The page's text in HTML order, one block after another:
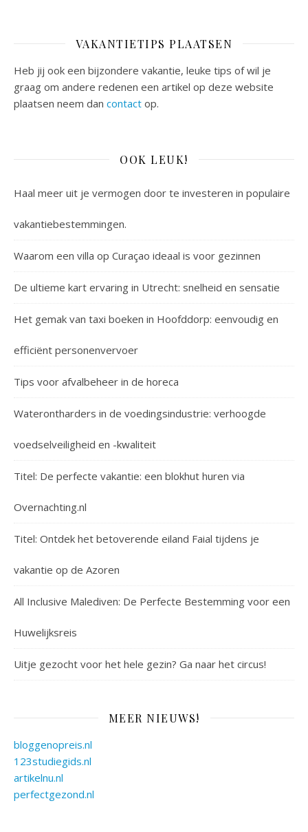
VAKANTIETIPS PLAATSEN
Heb jij ook een bijzondere vakantie, leuke tips of wil je
graag om andere redenen een artikel op deze website
plaatsen neem dan contact op.
OOK LEUK!
Haal meer uit je vermogen door te investeren in populaire
vakantiebestemmingen.
Waarom een villa op Curaçao ideaal is voor gezinnen
De ultieme kart ervaring in Utrecht: snelheid en sensatie
Het gemak van taxi boeken in Hoofddorp: eenvoudig en
efficiënt personenvervoer
Tips voor afvalbeheer in de horeca
Waterontharders in de voedingsindustrie: verhoogde
voedselveiligheid en -kwaliteit
Titel: De perfecte vakantie: een blokhut huren via
Overnachting.nl
Titel: Ontdek het betoverende eiland Faial tijdens je
vakantie op de Azoren
All Inclusive Malediven: De Perfecte Bestemming voor een
Huwelijksreis
Uitje gezocht voor het hele gezin? Ga naar het circus!
MEER NIEUWS!
bloggenopreis.nl
123studiegids.nl
artikelnu.nl
perfectgezond.nl